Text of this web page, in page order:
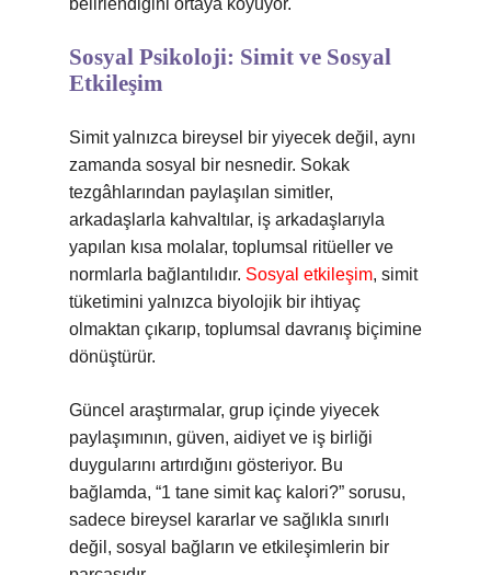
belirlendiğini ortaya koyuyor.
Sosyal Psikoloji: Simit ve Sosyal
Etkileşim
Simit yalnızca bireysel bir yiyecek değil, aynı
zamanda sosyal bir nesnedir. Sokak
tezgâhlarından paylaşılan simitler,
arkadaşlarla kahvaltılar, iş arkadaşlarıyla
yapılan kısa molalar, toplumsal ritüeller ve
normlarla bağlantılıdır. Sosyal etkileşim, simit
tüketimini yalnızca biyolojik bir ihtiyaç
olmaktan çıkarıp, toplumsal davranış biçimine
dönüştürür.
Güncel araştırmalar, grup içinde yiyecek
paylaşımının, güven, aidiyet ve iş birliği
duygularını artırdığını gösteriyor. Bu
bağlamda, “1 tane simit kaç kalori?” sorusu,
sadece bireysel kararlar ve sağlıkla sınırlı
değil, sosyal bağların ve etkileşimlerin bir